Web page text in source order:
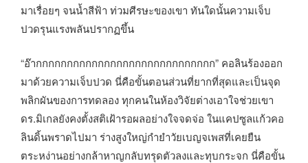
มาเรื่อยๆ จนน้ำสีฟ้า ท่วมศีรษะของเขา ทันใดนั้นความเจ็บ
ปวดรุนแรงพลันปรากฏขึ้น
“อ๊ากกกกกกกกกกกกกกกกกกกกกกกกกกกกก” คอลินร้องออก
มาด้วยความเจ็บปวด นี่คือขั้นตอนส่วนที่ยากที่สุดและเป็นจุด
พลิกผันของการทดลอง ทุกคนในห้องวิจัยต่างเอาใจช่วยเขา
ดร.มิเกลยังคงตั้งสติเฝ้ารอผลอย่างใจจดจ่อ ในแคปซูลแก้วคอ
ลินดิ้นพราดไปมา ร่างสูงใหญ่กำยำวัยเบญจเพสที่เคยยืน
ตระหง่านอย่างกล้าหาญกลับทรุดตัวลงและทุบกระจก นี่คือขั้น